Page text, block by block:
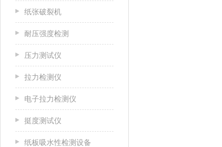
纸张破裂机
耐压强度检测
压力测试仪
拉力检测仪
电子拉力检测仪
挺度测试仪
纸板吸水性检测设备